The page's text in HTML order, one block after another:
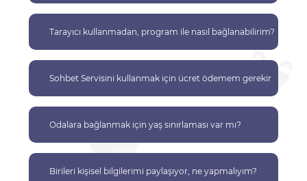
Tarayıcı kullanmadan, program ile nasıl bağlanabilirim?
Sohbet Servisini kullanmak için ücret ödemem gerekir
Odalara bağlanmak için yaş sınırlaması var mı?
Birileri kişisel bilgilerimi paylaşıyor, ne yapmalıyım?